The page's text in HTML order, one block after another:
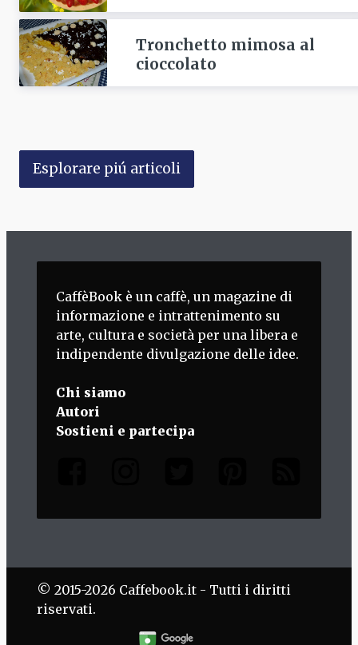
Tronchetto mimosa al
cioccolato
Esplorare piú articoli
CaffèBook è un caffè, un magazine di
informazione e intrattenimento su
arte, cultura e società per una libera e
indipendente divulgazione delle idee.
Chi siamo
Autori
Sostieni e partecipa
© 2015-2026 Caffebook.it - Tutti i diritti
riservati.